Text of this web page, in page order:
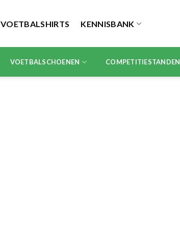
VOETBALSHIRTS KENNISBANK
VOETBALSCHOENEN COMPETITIESTANDEN